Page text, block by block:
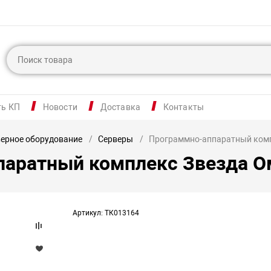
КП Новости Доставка Контакты
оборудование Серверы Программно-аппаратный
комплекс Звезда
Артикул: ТК013164